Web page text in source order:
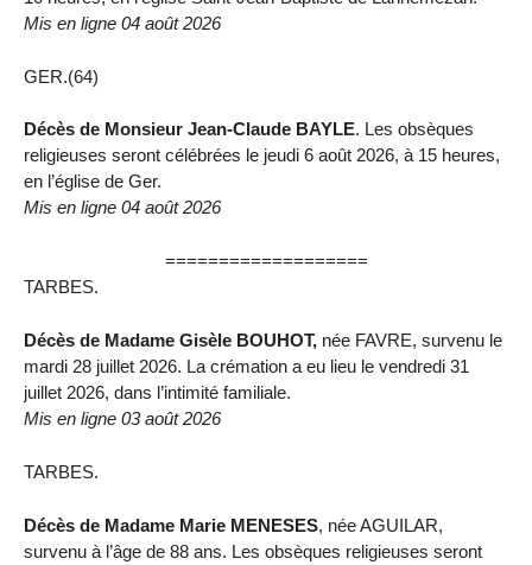
Mis en ligne 04 août 2026
GER.(64)
Décès de Monsieur Jean-Claude BAYLE. Les obsèques
religieuses seront célébrées le jeudi 6 août 2026, à 15 heures,
en l’église de Ger.
Mis en ligne 04 août 2026
===================
TARBES.
Décès de Madame Gisèle BOUHOT, née FAVRE, survenu le
mardi 28 juillet 2026. La crémation a eu lieu le vendredi 31
juillet 2026, dans l’intimité familiale.
Mis en ligne 03 août 2026
TARBES.
Décès de Madame Marie MENESES, née AGUILAR,
survenu à l’âge de 88 ans. Les obsèques religieuses seront